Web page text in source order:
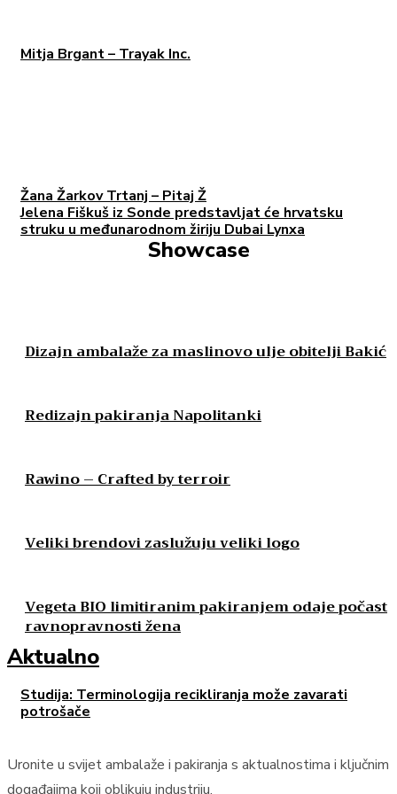
Mitja Brgant – Trayak Inc.
Žana Žarkov Trtanj – Pitaj Ž
Jelena Fiškuš iz Sonde predstavljat će hrvatsku
struku u međunarodnom žiriju Dubai Lynxa
Showcase
Dizajn ambalaže za maslinovo ulje obitelji Bakić
Redizajn pakiranja Napolitanki
Rawino – Crafted by terroir
Veliki brendovi zaslužuju veliki logo
Vegeta BIO limitiranim pakiranjem odaje počast
ravnopravnosti žena
Aktualno
Studija: Terminologija recikliranja može zavarati
potrošače
Uronite u svijet ambalaže i pakiranja s aktualnostima i ključnim
događajima koji oblikuju industriju.